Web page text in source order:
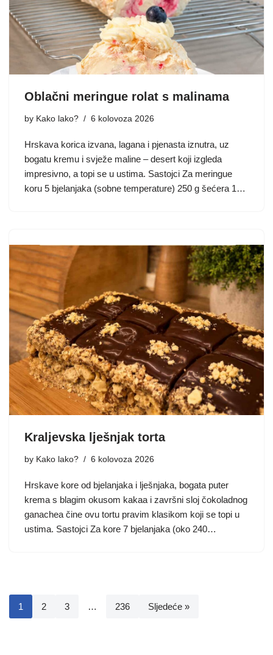
Oblačni meringue rolat s malinama
by Kako lako? 6 kolovoza 2026
Hrskava korica izvana, lagana i pjenasta iznutra, uz
bogatu kremu i svježe maline – desert koji izgleda
impresivno, a topi se u ustima. Sastojci Za meringue
koru 5 bjelanjaka (sobne temperature) 250 g šećera 1…
Kraljevska lješnjak torta
by Kako lako? 6 kolovoza 2026
Hrskave kore od bjelanjaka i lješnjaka, bogata puter
krema s blagim okusom kakaa i završni sloj čokoladnog
ganachea čine ovu tortu pravim klasikom koji se topi u
ustima. Sastojci Za kore 7 bjelanjaka (oko 240…
1 2 3 … 236 Sljedeće »